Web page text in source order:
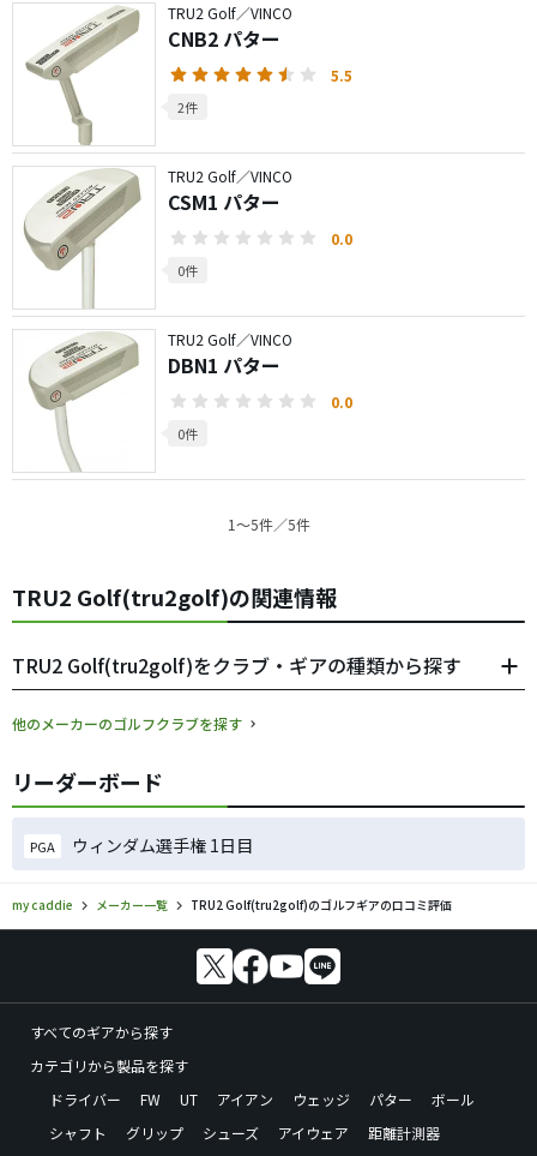
TRU2 Golf／VINCO
CNB2 パター
5.5
2件
TRU2 Golf／VINCO
CSM1 パター
0.0
0件
TRU2 Golf／VINCO
DBN1 パター
0.0
0件
1〜5件／5件
TRU2 Golf(tru2golf)の関連情報
TRU2 Golf(tru2golf)をクラブ・ギアの種類から探す
他のメーカーのゴルフクラブを探す
リーダーボード
PGA ウィンダム選手権 1日目
my caddie メーカー一覧 TRU2 Golf(tru2golf)のゴルフギアの口コミ評価
すべてのギアから探す
カテゴリから製品を探す
ドライバー
FW UT アイアン ウェッジ パター
ボール
シャフト
グリップ シューズ アイウェア
距離計測器